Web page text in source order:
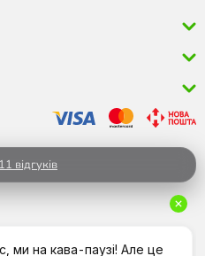
11 відгуків